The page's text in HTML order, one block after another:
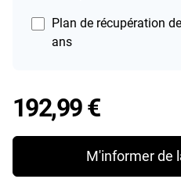
Plan de récupération
ans
192,99 €Price
M'informer de